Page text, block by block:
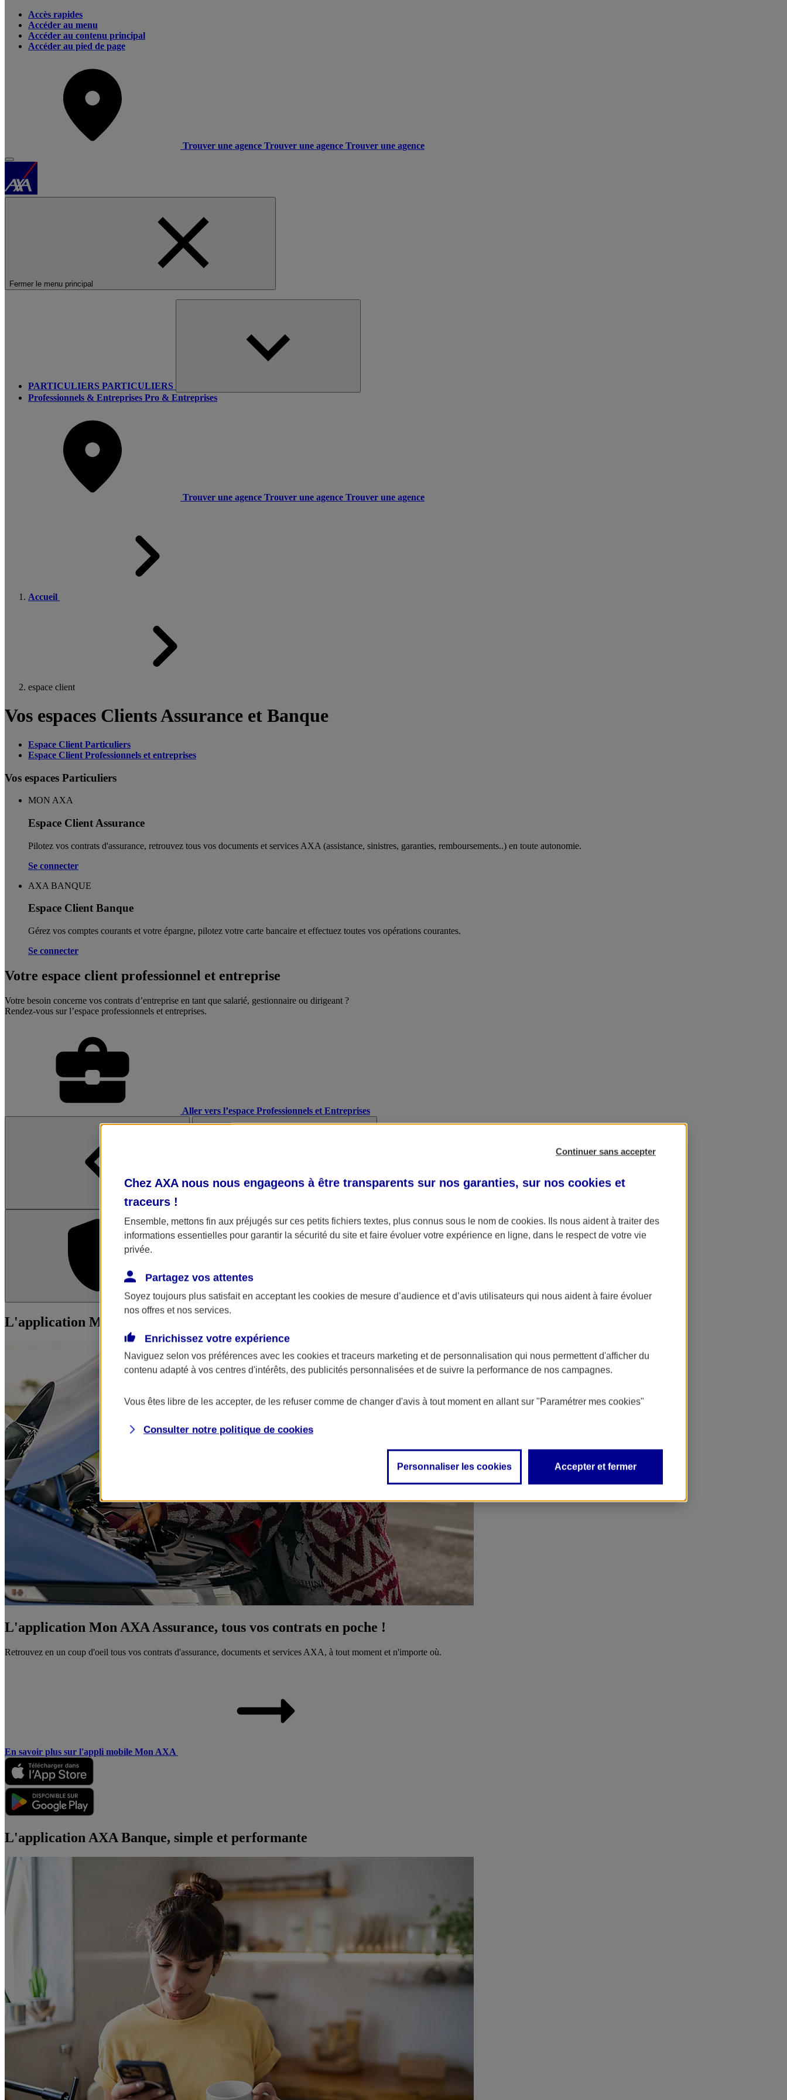
Accès rapides
Accéder au menu
Accéder au contenu principal
Accéder au pied de page
Trouver une agence Trouver une agence Trouver une agence
Fermer le menu principal
PARTICULIERS PARTICULIERS
Professionnels & Entreprises Pro & Entreprises
Trouver une agence Trouver une agence Trouver une agence
Accueil
espace client
Vos espaces Clients Assurance et Banque
Espace Client Particuliers
Espace Client Professionnels et entreprises
Vos espaces Particuliers
MON AXA
Espace Client Assurance
Pilotez vos contrats d'assurance, retrouvez tous vos documents et services AXA (assistance, sinistres, garanties, remboursements..) en toute autonomie. ​
Se connecter
AXA BANQUE
Espace Client Banque
Gérez vos comptes courants et votre épargne, pilotez votre carte bancaire et effectuez toutes vos opérations courantes.
Se connecter
Votre espace client professionnel et entreprise
Votre besoin concerne vos contrats d’entreprise en tant que salarié, gestionnaire ou dirigeant ?
Rendez-vous sur l’espace professionnels et entreprises.
Aller vers l’espace Professionnels et Entreprises
L'application Mon AXA Assurance L'application AXA Banque
L'application Mon AXA Assurance, tous vos contrats en poche !
L'application Mon AXA Assurance, tous vos contrats en poche !
Retrouvez en un coup d'oeil tous vos contrats d'assurance, documents et services AXA, à tout moment et n'importe où.
En savoir plus sur l'appli mobile Mon AXA
L'application AXA Banque, simple et performante
Continuer sans accepter
Chez AXA nous nous engageons à être transparents sur nos garanties, sur nos cookies et
traceurs !
Ensemble, mettons fin aux préjugés sur ces petits fichiers textes, plus connus sous le nom de cookies. Ils nous aident à traiter des
informations essentielles pour garantir la sécurité du site et faire évoluer votre expérience en ligne, dans le respect de votre vie
privée.
Partagez vos attentes
Soyez toujours plus satisfait en acceptant les cookies de mesure d’audience et d’avis utilisateurs qui nous aident à faire évoluer
nos offres et nos services.
Enrichissez votre expérience
Naviguez selon vos préférences avec les cookies et traceurs marketing et de personnalisation qui nous permettent d'afficher du
contenu adapté à vos centres d'intérêts, des publicités personnalisées et de suivre la performance de nos campagnes.
Vous êtes libre de les accepter, de les refuser comme de changer d'avis à tout moment en allant sur "Paramétrer mes cookies"
Consulter notre politique de cookies
Personnaliser les cookies Accepter et fermer